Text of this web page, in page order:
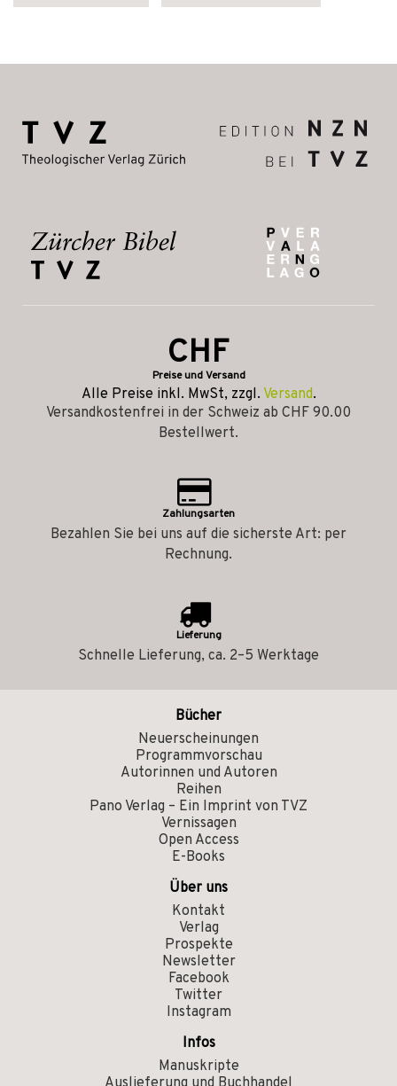
CHF
Preise und Versand
Alle Preise inkl. MwSt, zzgl. Versand.
Versandkostenfrei in der Schweiz ab CHF 90.00
Bestellwert.
Zahlungsarten
Bezahlen Sie bei uns auf die sicherste Art: per
Rechnung.
Lieferung
Schnelle Lieferung, ca. 2–5 Werktage
Bücher
Neuerscheinungen
Programmvorschau
Autorinnen und Autoren
Reihen
Pano Verlag – Ein Imprint von TVZ
Vernissagen
Open Access
E-Books
Über uns
Kontakt
Verlag
Prospekte
Newsletter
Facebook
Twitter
Instagram
Infos
Manuskripte